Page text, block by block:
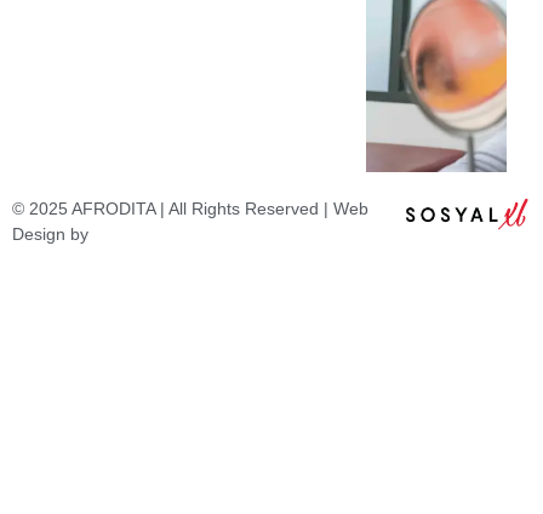
© 2025 AFRODITA | All Rights Reserved | Web
Design by